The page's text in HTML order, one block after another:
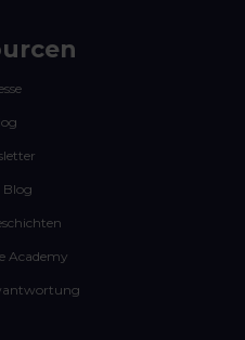
Blog
Academy